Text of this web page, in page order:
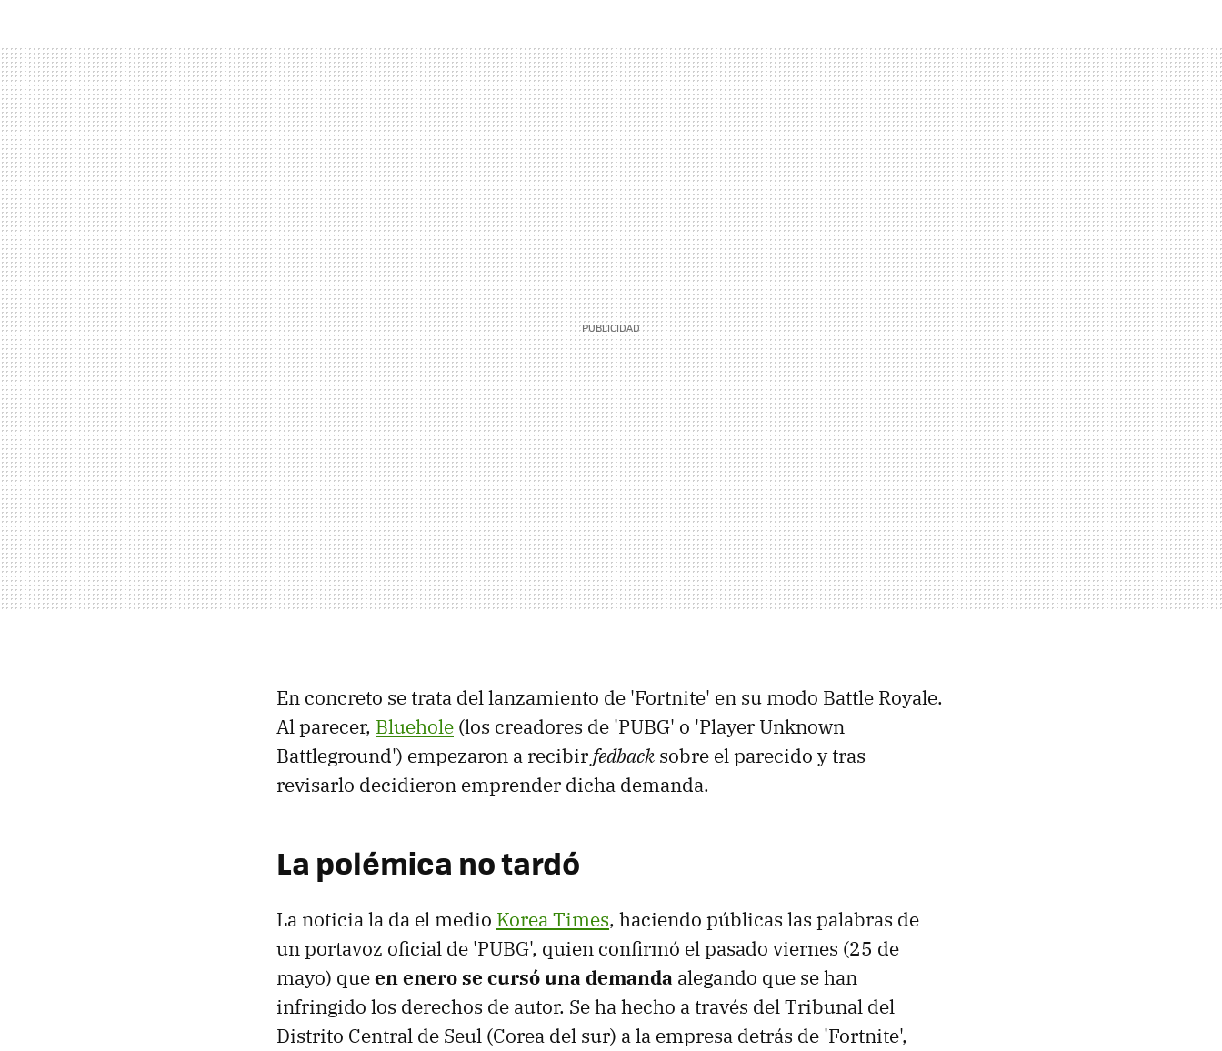
En concreto se trata del lanzamiento de 'Fortnite' en su modo Battle Royale.
Al parecer, Bluehole (los creadores de 'PUBG' o 'Player Unknown
Battleground') empezaron a recibirfedback sobre el parecido y tras
revisarlo decidieron emprender dicha demanda.
La polémica no tardó
La noticia la da el medio Korea Times, haciendo públicas las palabras de
un portavoz oficial de 'PUBG', quien confirmó el pasado viernes (25 de
mayo) queen enero se cursó una demanda alegando que se han
infringido los derechos de autor. Se ha hecho a través del Tribunal del
Distrito Central de Seul (Corea del sur) a la empresa detrás de 'Fortnite',